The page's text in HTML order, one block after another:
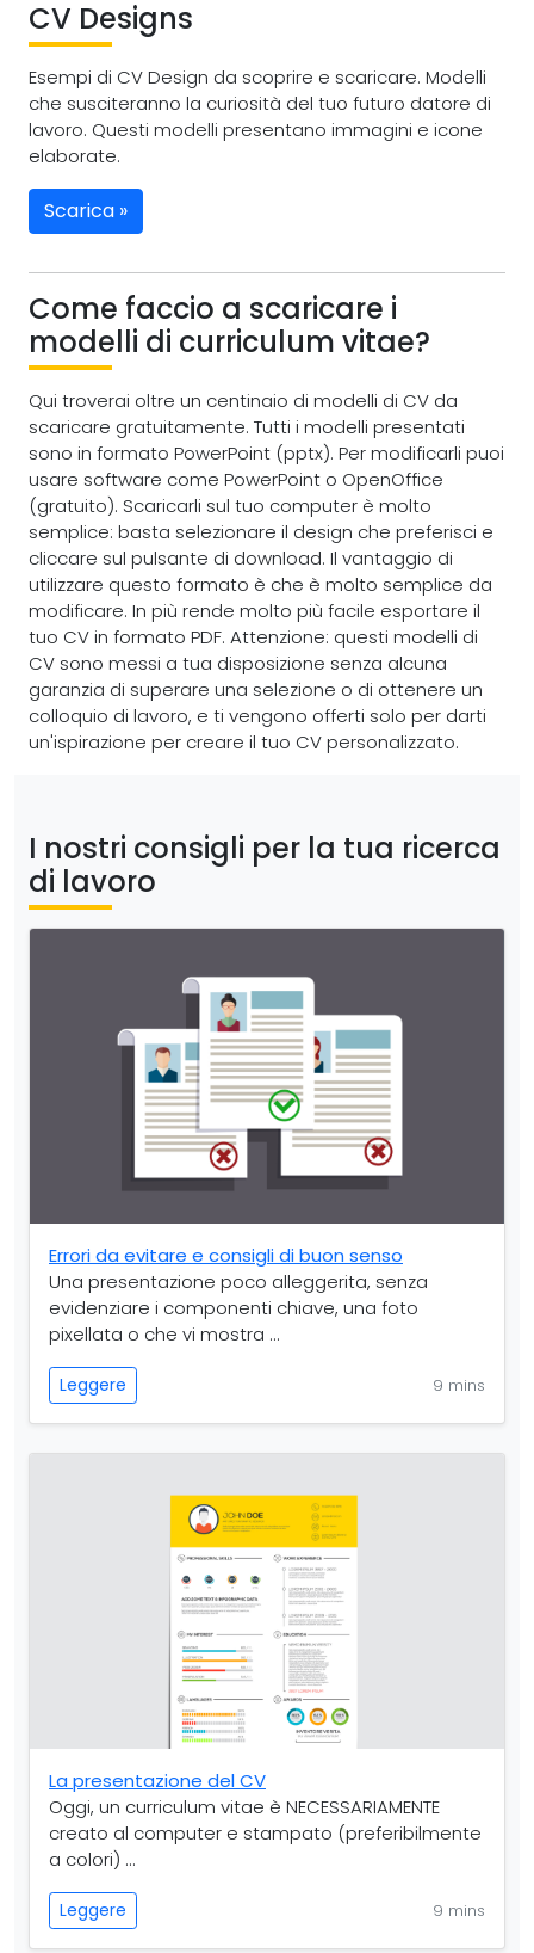
CV Designs
Esempi di CV Design da scoprire e scaricare. Modelli
che susciteranno la curiosità del tuo futuro datore di
lavoro. Questi modelli presentano immagini e icone
elaborate.
Scarica »
Come faccio a scaricare i
modelli di curriculum vitae?
Qui troverai oltre un centinaio di modelli di CV da
scaricare gratuitamente. Tutti i modelli presentati
sono in formato PowerPoint (pptx). Per modificarli puoi
usare software come PowerPoint o OpenOffice
(gratuito). Scaricarli sul tuo computer è molto
semplice: basta selezionare il design che preferisci e
cliccare sul pulsante di download. Il vantaggio di
utilizzare questo formato è che è molto semplice da
modificare. In più rende molto più facile esportare il
tuo CV in formato PDF. Attenzione: questi modelli di
CV sono messi a tua disposizione senza alcuna
garanzia di superare una selezione o di ottenere un
colloquio di lavoro, e ti vengono offerti solo per darti
un'ispirazione per creare il tuo CV personalizzato.
I nostri consigli per la tua ricerca
di lavoro
Errori da evitare e consigli di buon senso
Una presentazione poco alleggerita, senza
evidenziare i componenti chiave, una foto
pixellata o che vi mostra ...
Leggere 9 mins
La presentazione del CV
Oggi, un curriculum vitae è NECESSARIAMENTE
creato al computer e stampato (preferibilmente
a colori) ...
Leggere 9 mins